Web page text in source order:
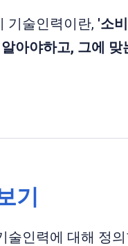
기술인력이란, '소
아야하고, 그에
기
술인력에 대해 정